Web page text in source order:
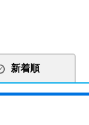
新着順